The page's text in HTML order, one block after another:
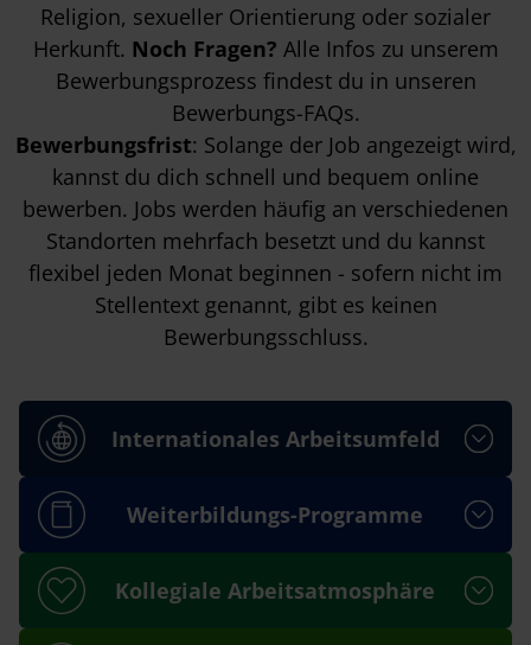
Religion, sexueller Orientierung oder sozialer
Herkunft. Noch Fragen? Alle Infos zu unserem
Bewerbungsprozess findest du in unseren
Bewerbungs-FAQs.
Bewerbungsfrist: Solange der Job angezeigt wird,
kannst du dich schnell und bequem online
bewerben. Jobs werden häufig an verschiedenen
Standorten mehrfach besetzt und du kannst
flexibel jeden Monat beginnen - sofern nicht im
Stellentext genannt, gibt es keinen
Bewerbungsschluss.
Internationales Arbeitsumfeld
Weiterbildungs-Programme
Kollegiale Arbeitsatmosphäre